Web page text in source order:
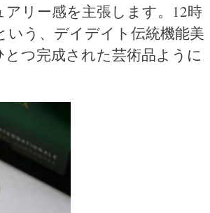
リー感を主張します。12時
いう、デイデイト伝統機能美
つ完成された芸術品ように